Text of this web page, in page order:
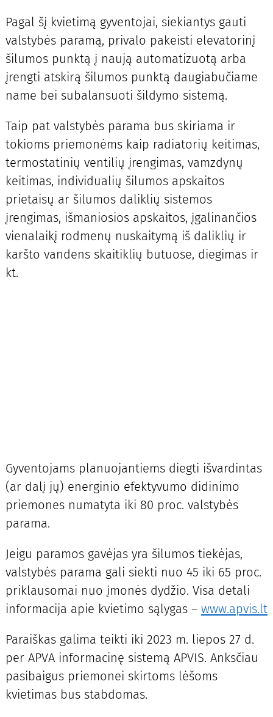
Pagal šį kvietimą gyventojai, siekiantys gauti
valstybės paramą, privalo pakeisti elevatorinį
šilumos punktą į naują automatizuotą arba
įrengti atskirą šilumos punktą daugiabučiame
name bei subalansuoti šildymo sistemą.
Taip pat valstybės parama bus skiriama ir
tokioms priemonėms kaip radiatorių keitimas,
termostatinių ventilių įrengimas, vamzdynų
keitimas, individualių šilumos apskaitos
prietaisų ar šilumos daliklių sistemos
įrengimas, išmaniosios apskaitos, įgalinančios
vienalaikį rodmenų nuskaitymą iš daliklių ir
karšto vandens skaitiklių butuose, diegimas ir
kt.
Gyventojams planuojantiems diegti išvardintas
(ar dalį jų) energinio efektyvumo didinimo
priemones numatyta iki 80 proc. valstybės
parama.
Jeigu paramos gavėjas yra šilumos tiekėjas,
valstybės parama gali siekti nuo 45 iki 65 proc.
priklausomai nuo įmonės dydžio. Visa detali
informacija apie kvietimo sąlygas – www.apvis.lt
Paraiškas galima teikti iki 2023 m. liepos 27 d.
per APVA informacinę sistemą APVIS. Anksčiau
pasibaigus priemonei skirtoms lėšoms
kvietimas bus stabdomas.